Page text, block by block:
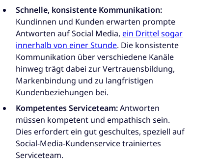
Schnelle, konsistente Kommunikation:
Kundinnen und Kunden erwarten prompte
Antworten auf Social Media, ein Drittel sogar
innerhalb von einer Stunde. Die konsistente
Kommunikation über verschiedene Kanäle
hinweg trägt dabei zur Vertrauensbildung,
Markenbindung und zu langfristigen
Kundenbeziehungen bei.
Kompetentes Serviceteam:Antworten
müssen kompetent und empathisch sein.
Dies erfordert ein gut geschultes, speziell auf
Social-Media-Kundenservice trainiertes
Serviceteam.